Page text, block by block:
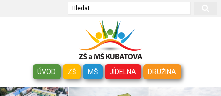
Hledat
ÚVOD ZŠ MŠ JÍDELNA DRUŽINA